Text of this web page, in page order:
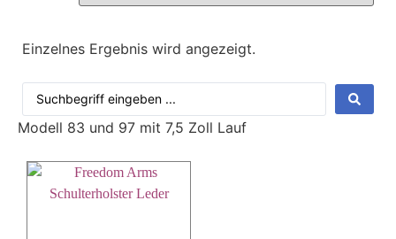
Einzelnes Ergebnis wird angezeigt.
Modell 83 und 97 mit 7,5 Zoll Lauf